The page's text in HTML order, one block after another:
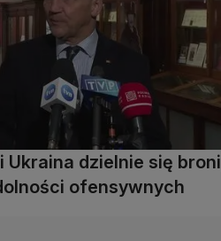
Ukraina dzielnie się
ofensywnych